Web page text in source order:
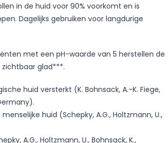
in de huid voor 90% voorkomt en is
Dagelijks gebruiken voor langdurige
met een pH-waarde van 5 herstellen de
glad***.
huid versterkt (K. Bohnsack, A.-K. Fiege,
huid (Schepky, A.G., Holtzmann, U.,
A.G., Holtzmann, U., Bohnsack, K.,